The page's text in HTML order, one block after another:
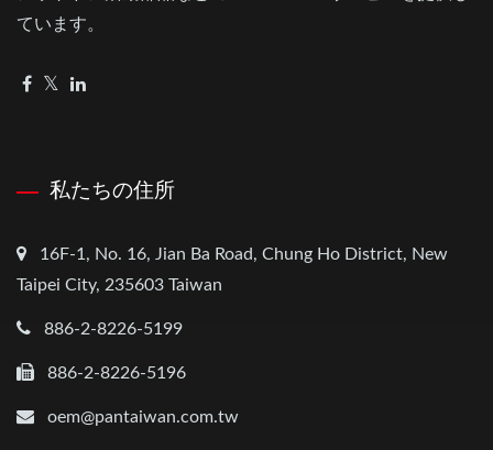
ています。
私たちの住所
16F-1, No. 16, Jian Ba Road, Chung Ho District, New
Taipei City, 235603 Taiwan
886-2-8226-5199
886-2-8226-5196
oem@pantaiwan.com.tw